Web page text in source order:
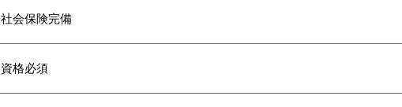
社会保険完備
資格必須